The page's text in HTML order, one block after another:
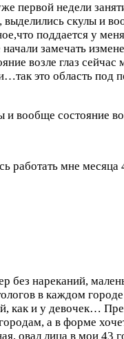
первой недели
скулы и
поддается у
замечать
возле глаз
это область
вообще состояние
работать мне месяца
без нареканий,
в каждом
как и у девочек…
а в форме
овал лица в мои 43